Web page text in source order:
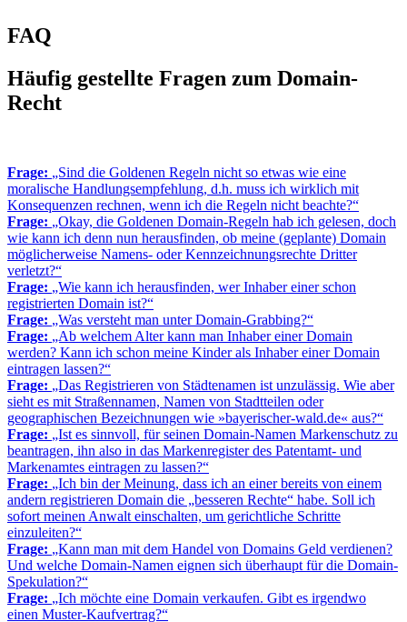
FAQ
Häufig gestellte Fragen zum Domain-
Recht
Frage: „Sind die Goldenen Regeln nicht so etwas wie eine
moralische Handlungsempfehlung, d.h. muss ich wirklich mit
Konsequenzen rechnen, wenn ich die Regeln nicht beachte?“
Frage: „Okay, die Goldenen Domain-Regeln hab ich gelesen, doch
wie kann ich denn nun herausfinden, ob meine (geplante) Domain
möglicherweise Namens- oder Kennzeichnungsrechte Dritter
verletzt?“
Frage: „Wie kann ich herausfinden, wer Inhaber einer schon
registrierten Domain ist?“
Frage: „Was versteht man unter Domain-Grabbing?“
Frage: „Ab welchem Alter kann man Inhaber einer Domain
werden? Kann ich schon meine Kinder als Inhaber einer Domain
eintragen lassen?“
Frage: „Das Registrieren von Städtenamen ist unzulässig. Wie aber
sieht es mit Straßennamen, Namen von Stadtteilen oder
geographischen Bezeichnungen wie »bayerischer-wald.de« aus?“
Frage: „Ist es sinnvoll, für seinen Domain-Namen Markenschutz zu
beantragen, ihn also in das Markenregister des Patentamt- und
Markenamtes eintragen zu lassen?“
Frage: „Ich bin der Meinung, dass ich an einer bereits von einem
andern registrieren Domain die „besseren Rechte“ habe. Soll ich
sofort meinen Anwalt einschalten, um gerichtliche Schritte
einzuleiten?“
Frage: „Kann man mit dem Handel von Domains Geld verdienen?
Und welche Domain-Namen eignen sich überhaupt für die Domain-
Spekulation?“
Frage: „Ich möchte eine Domain verkaufen. Gibt es irgendwo
einen Muster-Kaufvertrag?“